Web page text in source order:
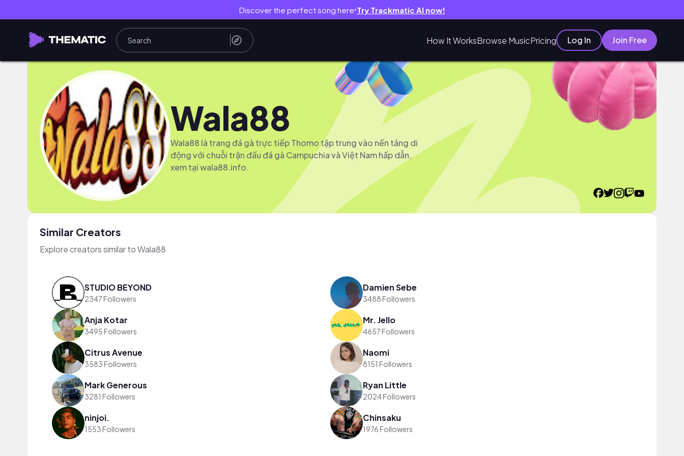
Discover the perfect song here● Try Trackmatic AI now!
How It WorksBrowse MusicPricing Log In Join Free
Wala88
Wala88 là trang đá gà trực tiếp Thomo tập trung vào nền tảng di
động với chuỗi trận đấu đá gà Campuchia và Việt Nam hấp dẫn,
xem tại wala88.info.
Similar Creators
Explore creators similar to Wala88
STUDIO BEYOND
2347 Followers
Damien Sebe
3488 Followers
Anja Kotar
3495 Followers
Mr. Jello
4657 Followers
Citrus Avenue
3583 Followers
Naomi
8151 Followers
Mark Generous
3281 Followers
Ryan Little
2024 Followers
ninjoi.
1553 Followers
Chinsaku
1976 Followers